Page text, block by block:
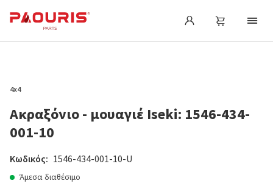
4x4
Ακραξόνιο - μουαγιέ Iseki: 1546-434-
001-10
Κωδικός: 1546-434-001-10-U
Άμεσα διαθέσιμο